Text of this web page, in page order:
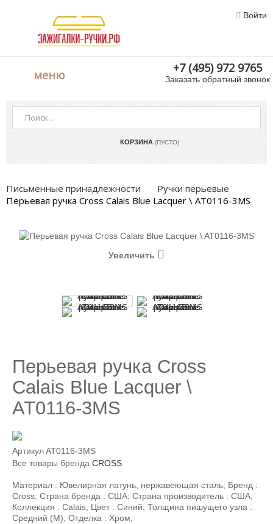
Войти
меню +7 (495) 972 9765
Заказать обратный звонок
КОРЗИНА (ПУСТО)
Письменные принадлежности
Ручки перьевые
Перьевая ручка Cross Calais Blue Lacquer \ AT0116-3MS
Увеличить
Перьевая ручка Cross
Calais Blue Lacquer \
AT0116-3MS
АртикулAT0116-3MS
Все товары бренда CROSS
Материал : Ювелирная латунь, нержавеющая сталь; Бренд :
Cross; Страна бренда : США; Страна производитель : США;
Коллекция : Calais; Цвет : Синий; Толщина пишущего узла :
Средний (М); Отделка : Хром;